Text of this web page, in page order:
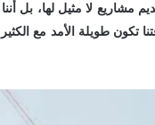
مشاريع لا مثيل لها، بل
تكون طويلة الأمد مع